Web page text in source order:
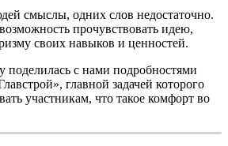
смыслы, одних слов недостаточно.
прочувствовать идею,
своих навыков и ценностей.
поделилась с нами подробностями
главной задачей которого
участникам, что такое комфорт во